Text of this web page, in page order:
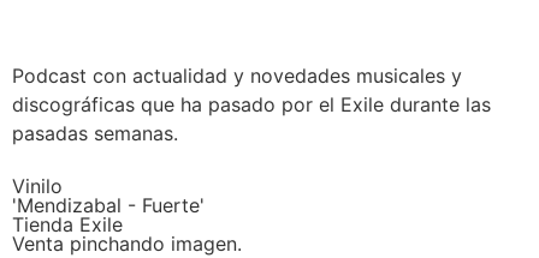
Podcast con actualidad y novedades musicales y
discográficas que ha pasado por el Exile durante las
pasadas semanas.
Vinilo
'Mendizabal - Fuerte'
Tienda Exile
Venta pinchando imagen.